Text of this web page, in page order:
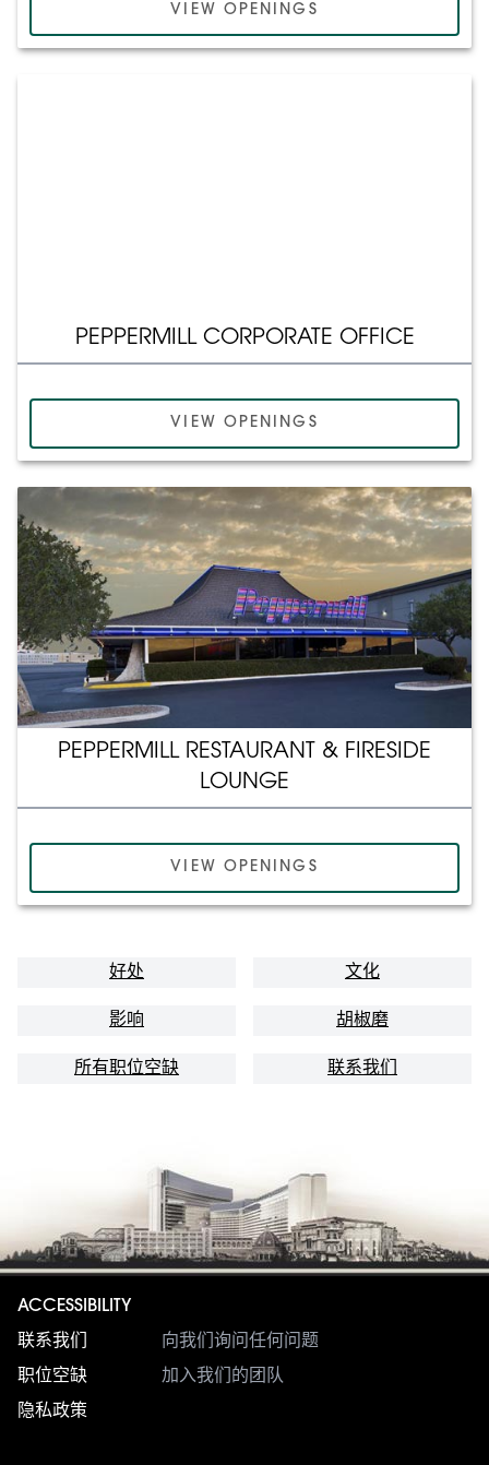
VIEW OPENINGS
PEPPERMILL CORPORATE OFFICE
VIEW OPENINGS
PEPPERMILL RESTAURANT & FIRESIDE
LOUNGE
VIEW OPENINGS
好处 文化
影响 胡椒磨
所有职位空缺 联系我们
ACCESSIBILITY
联系我们
向我们询问任何问题
职位空缺
加入我们的团队
隐私政策